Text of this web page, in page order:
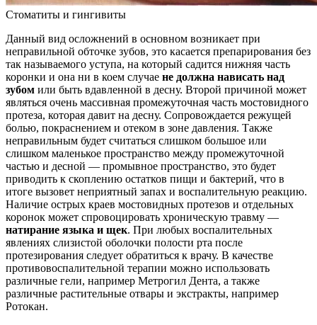
Стоматиты и гингивиты
Данный вид осложнений в основном возникает при
неправильной обточке зубов, это касается препарирования без
так называемого уступа, на который садится нижняя часть
коронки и она ни в коем случае не должна нависать над
зубом или быть вдавленной в десну. Второй причиной может
являться очень массивная промежуточная часть мостовидного
протеза, которая давит на десну. Сопровождается режущей
болью, покраснением и отеком в зоне давления. Также
неправильным будет считаться слишком большое или
слишком маленькое пространство между промежуточной
частью и десной — промывное пространство, это будет
приводить к скоплению остатков пищи и бактерий, что в
итоге вызовет неприятный запах и воспалительную реакцию.
Наличие острых краев мостовидных протезов и отдельных
коронок может спровоцировать хроническую травму —
натирание языка и щек. При любых воспалительных
явлениях слизистой оболочки полости рта после
протезирования следует обратиться к врачу. В качестве
противовоспалительной терапии можно использовать
различные гели, например Метрогил Дента, а также
различные растительные отвары и экстракты, например
Ротокан.